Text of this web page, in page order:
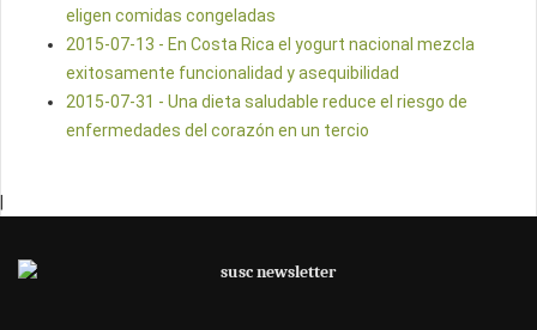
eligen comidas congeladas
2015-07-13 - En Costa Rica el yogurt nacional mezcla
exitosamente funcionalidad y asequibilidad
2015-07-31 - Una dieta saludable reduce el riesgo de
enfermedades del corazón en un tercio